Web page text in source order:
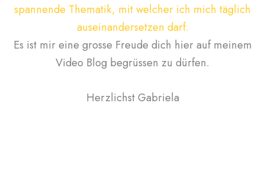
spannende Thematik, mit welcher ich mich täglich
auseinandersetzen darf.
Es ist mir eine grosse Freude dich hier auf meinem
Video Blog begrüssen zu dürfen.
Herzlichst Gabriela